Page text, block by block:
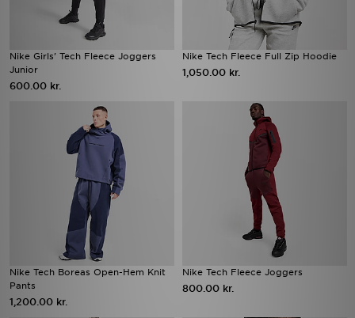
Nike Girls' Tech Fleece Joggers
Junior
600.00 kr.
Nike Tech Fleece Full Zip Hoodie
1,050.00 kr.
Nike Tech Boreas Open-Hem Knit
Pants
1,200.00 kr.
Nike Tech Fleece Joggers
800.00 kr.